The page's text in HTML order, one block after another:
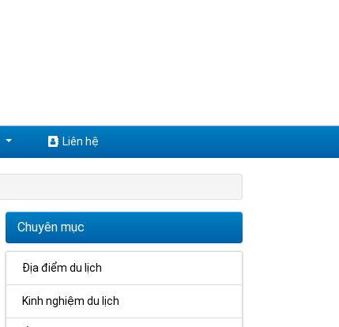
Liên hệ
Chuyên mục
Địa điểm du lịch
Kinh nghiệm du lịch